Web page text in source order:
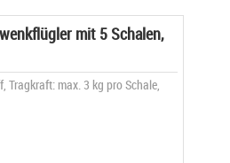
mit 5 Schalen,
Tragkraft: max. 3 kg pro Schale,